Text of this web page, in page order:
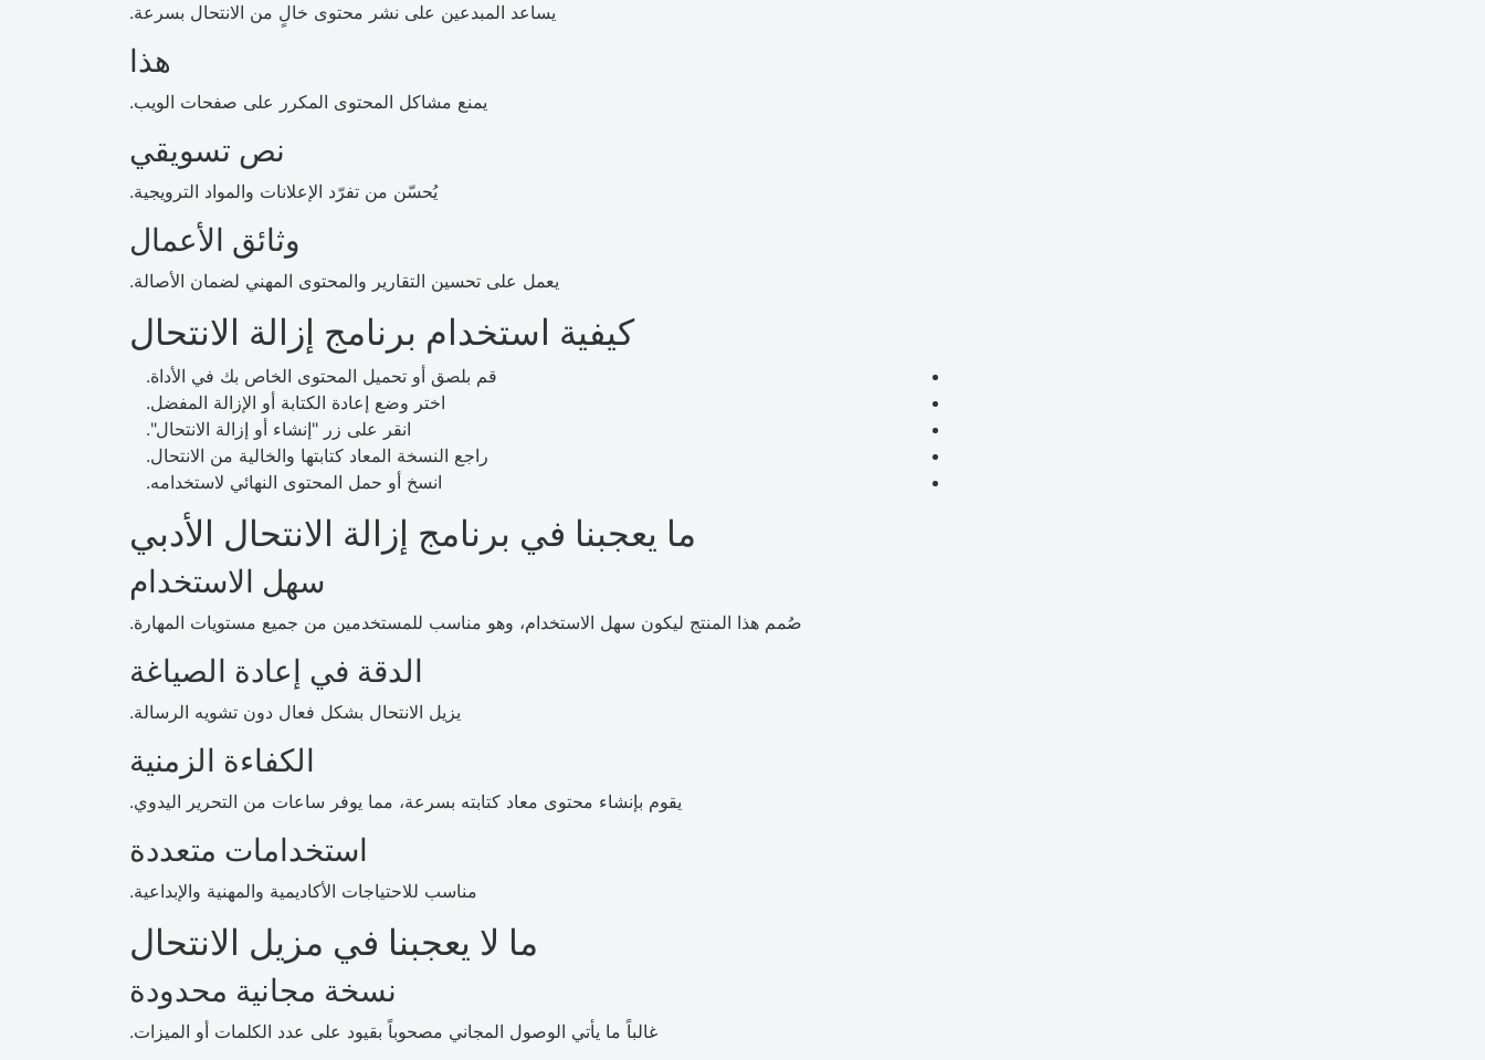
يساعد المبدعين على نشر محتوى خالٍ من الانتحال بسرعة.
هذا
يمنع مشاكل المحتوى المكرر على صفحات الويب.
نص تسويقي
يُحسّن من تفرّد الإعلانات والمواد الترويجية.
وثائق الأعمال
يعمل على تحسين التقارير والمحتوى المهني لضمان الأصالة.
كيفية استخدام برنامج إزالة الانتحال
قم بلصق أو تحميل المحتوى الخاص بك في الأداة.
اختر وضع إعادة الكتابة أو الإزالة المفضل.
انقر على زر "إنشاء أو إزالة الانتحال".
راجع النسخة المعاد كتابتها والخالية من الانتحال.
انسخ أو حمل المحتوى النهائي لاستخدامه.
ما يعجبنا في برنامج إزالة الانتحال الأدبي
سهل الاستخدام
صُمم هذا المنتج ليكون سهل الاستخدام، وهو مناسب للمستخدمين من جميع مستويات المهارة.
الدقة في إعادة الصياغة
يزيل الانتحال بشكل فعال دون تشويه الرسالة.
الكفاءة الزمنية
يقوم بإنشاء محتوى معاد كتابته بسرعة، مما يوفر ساعات من التحرير اليدوي.
استخدامات متعددة
مناسب للاحتياجات الأكاديمية والمهنية والإبداعية.
ما لا يعجبنا في مزيل الانتحال
نسخة مجانية محدودة
غالباً ما يأتي الوصول المجاني مصحوباً بقيود على عدد الكلمات أو الميزات.